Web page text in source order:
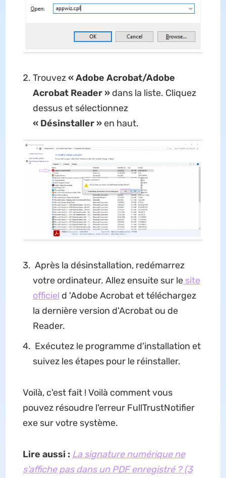
Trouvez« Adobe Acrobat/Adobe
Acrobat Reader »dans la liste. Cliquez
dessus et sélectionnez
« Désinstaller »en haut.
Après la désinstallation, redémarrez
votre ordinateur. Allez ensuite sur lesite
officiel d 'Adobe Acrobat et téléchargez
la dernière version d'Acrobat ou de
Reader.
Exécutez le programme d'installation et
suivez les étapes pour le réinstaller.
Voilà, c'est fait ! Voilà comment vous
pouvez résoudre l'erreur FullTrustNotifier
exe sur votre système.
Lire aussi : La signature numérique ne
s'affiche pas dans un PDF enregistré ? (3